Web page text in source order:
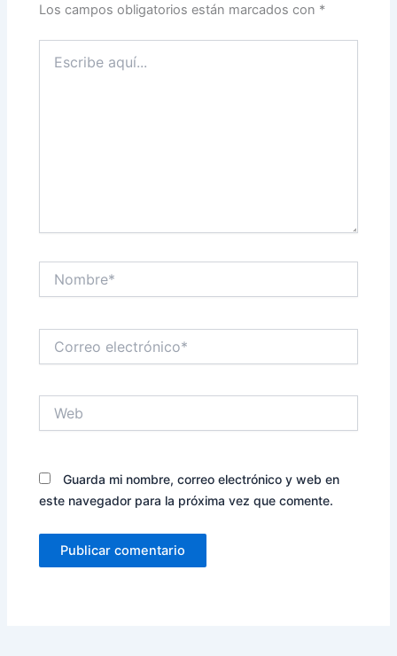
Los campos obligatorios están marcados con *
aquí...
electrónico*
Guarda mi nombre, correo electrónico y web en
este navegador para la próxima vez que comente.